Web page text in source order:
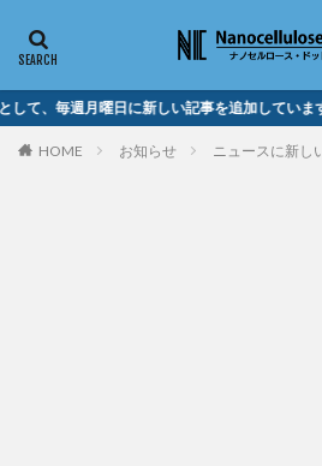
て、毎週月曜日に新しい記事を追加していま
HOME お知らせ ニュースに新し